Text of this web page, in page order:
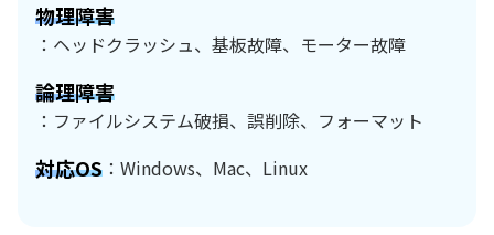
物理障害
：ヘッドクラッシュ、基板故障、モーター故障
論理障害
：ファイルシステム破損、誤削除、フォーマット
対応OS ：Windows、Mac、Linux